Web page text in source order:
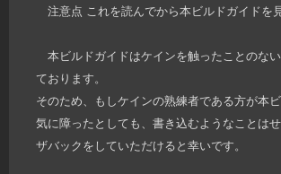
注意点 これを読んでから本ビルドガイドを
本ビルドガイドはケインを触ったことのな
ております。
そのため、もしケインの熟練者である方が本
気に障ったとしても、書き込むようなことは
ザバックをしていただけると幸いです。